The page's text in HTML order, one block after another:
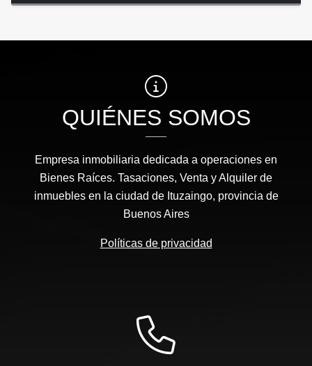
QUIÉNES SOMOS
Empresa inmobiliaria dedicada a operaciones en
Bienes Raíces. Tasaciones, Venta y Alquiler de
inmuebles en la ciudad de Ituzaingo, provincia de
Buenos Aires
Políticas de privacidad